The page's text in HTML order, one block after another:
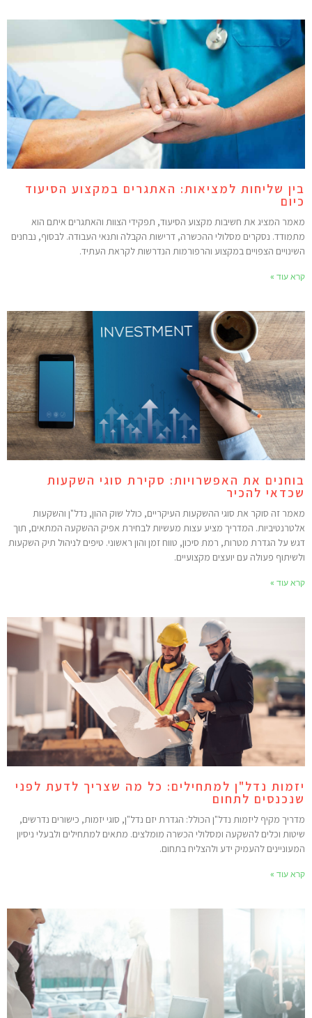
שליחות למציאות: האתגרים במקצוע הסיעוד
המציג את חשיבות מקצוע הסיעוד, תפקידי הצוות והאתגרים איתם הוא
נסקרים מסלולי ההכשרה, דרישות הקבלה ותנאי העבודה. לבסוף, נבחנים
הצפויים במקצוע והרפורמות הנדרשות לקראת העתיד.
עוד »
את האפשרויות: סקירת סוגי השקעות
להכיר
זה סוקר את סוגי ההשקעות העיקריים, כולל שוק ההון, נדל"ן והשקעות
המדריך מציע עצות מעשיות לבחירת אפיק ההשקעה המתאים, תוך
על הגדרת מטרות, רמת סיכון, טווח זמן והון ראשוני. טיפים לניהול תיק השקעות
פעולה עם יועצים מקצועיים.
עוד »
נדל"ן למתחילים: כל מה שצריך לדעת לפני
לתחום
מקיף ליזמות נדל"ן הכולל: הגדרת יזם נדל"ן, סוגי יזמות, כישורים נדרשים,
וכלים להשקעה ומסלולי הכשרה מומלצים. מתאים למתחילים ולבעלי ניסיון
להעמיק ידע ולהצליח בתחום.
עוד »